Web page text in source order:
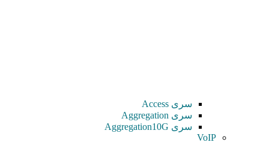
سری Access
سری Aggregation
سری Aggregation10G
VoIP